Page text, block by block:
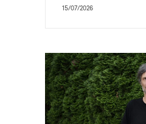
15/07/2026